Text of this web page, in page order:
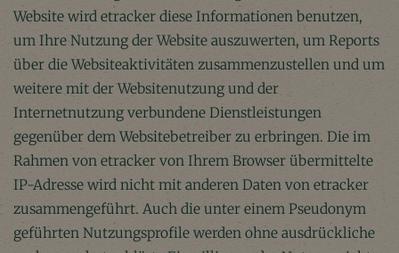
Website wird etracker diese Informationen benutzen,
um Ihre Nutzung der Website auszuwerten, um Reports
über die Websiteaktivitäten zusammenzustellen und um
weitere mit der Websitenutzung und der
Internetnutzung verbundene Dienstleistungen
gegenüber dem Websitebetreiber zu erbringen. Die im
Rahmen von etracker von Ihrem Browser übermittelte
IP-Adresse wird nicht mit anderen Daten von etracker
zusammengeführt. Auch die unter einem Pseudonym
geführten Nutzungsprofile werden ohne ausdrückliche